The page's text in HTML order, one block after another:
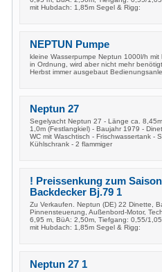
mit Hubdach: 1,85m Segel & Rigg:
NEPTUN Pumpe
kleine Wasserpumpe Neptun 1000l/h
in Ordnung, wird aber nicht mehr
Herbst immer ausgebaut
Neptun 27
Segelyacht Neptun 27 - Länge ca.
1,0m (Festlangkiel) - Baujahr 1979 -
WC mit Waschtisch - Frischwassertank -
Kühlschrank - 2 flammiger
! Preissenkung zum
Backdecker Bj.79 1
Zu Verkaufen. Neptun (DE) 22 Dinette,
Pinnensteuerung, Außenbord-Motor,
6,95 m, BüA: 2,50m, Tiefgang: 0,55/
mit Hubdach: 1,85m Segel & Rigg:
Neptun 27 1